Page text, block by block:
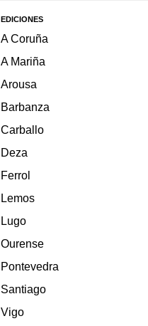
EDICIONES
A Coruña
A Mariña
Arousa
Barbanza
Carballo
Deza
Ferrol
Lemos
Lugo
Ourense
Pontevedra
Santiago
Vigo